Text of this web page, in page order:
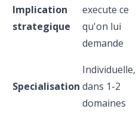
Implication
strategique
execute ce
qu'on lui
demande
Specialisation
Individuelle,
dans 1-2
domaines